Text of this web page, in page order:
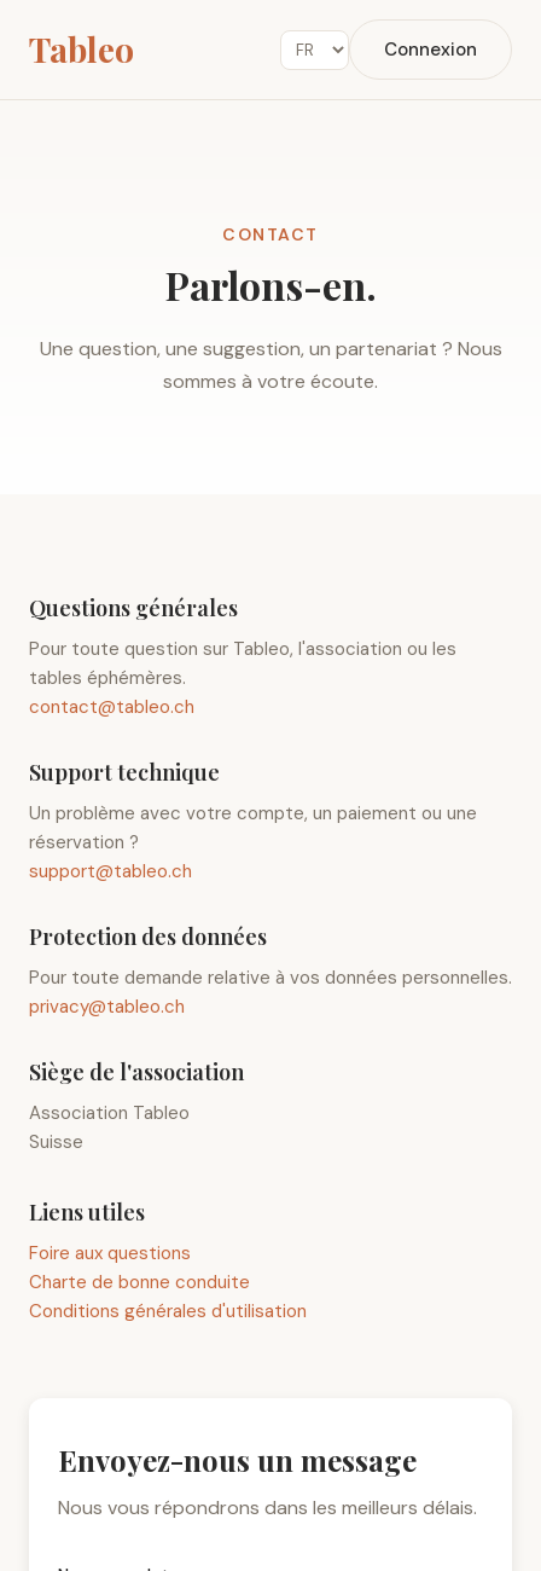
Tableo Connexion
CONTACT
Parlons-en.
Une question, une suggestion, un partenariat ? Nous
sommes à votre écoute.
Questions générales
Pour toute question sur Tableo, l'association ou les
tables éphémères.
contact@tableo.ch
Support technique
Un problème avec votre compte, un paiement ou une
réservation ?
support@tableo.ch
Protection des données
Pour toute demande relative à vos données personnelles.
privacy@tableo.ch
Siège de l'association
Association Tableo
Suisse
Liens utiles
Foire aux questions
Charte de bonne conduite
Conditions générales d'utilisation
Envoyez-nous un message
Nous vous répondrons dans les meilleurs délais.